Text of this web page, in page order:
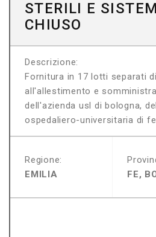
STERILI E
CHIUSO
Descrizione:
Fornitura in 17 lotti separati
all'allestimento e
dell'azienda usl di bologna,
ospedaliero-universitaria di
Regione:
EMILIA
FE,